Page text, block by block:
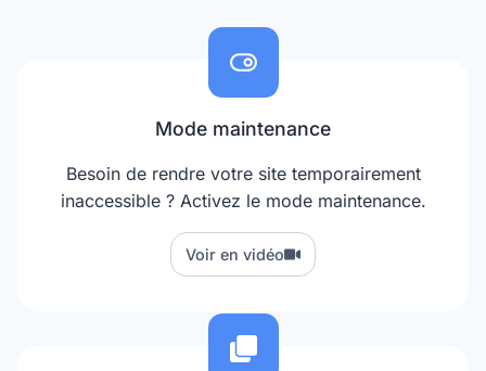
Mode maintenance
Besoin de rendre votre site temporairement
inaccessible ? Activez le mode maintenance.
Voir en vidéo